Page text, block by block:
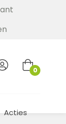
0
Acties